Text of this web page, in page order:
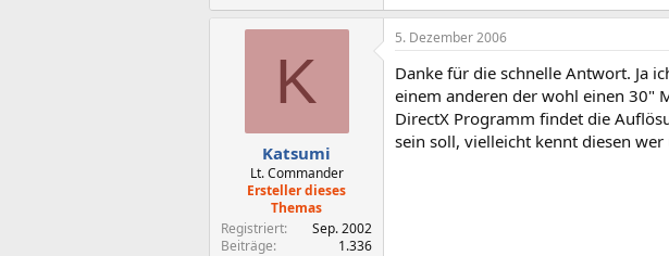
K
Katsumi
Lt. Commander
Ersteller dieses
Themas
Registriert
Sep. 2002
Beiträge
1.336
5. Dezember 2006
Danke für die schnelle Antwort. Ja
einem anderen der wohl einen 30"
DirectX Programm findet die
sein soll, vielleicht kennt diesen